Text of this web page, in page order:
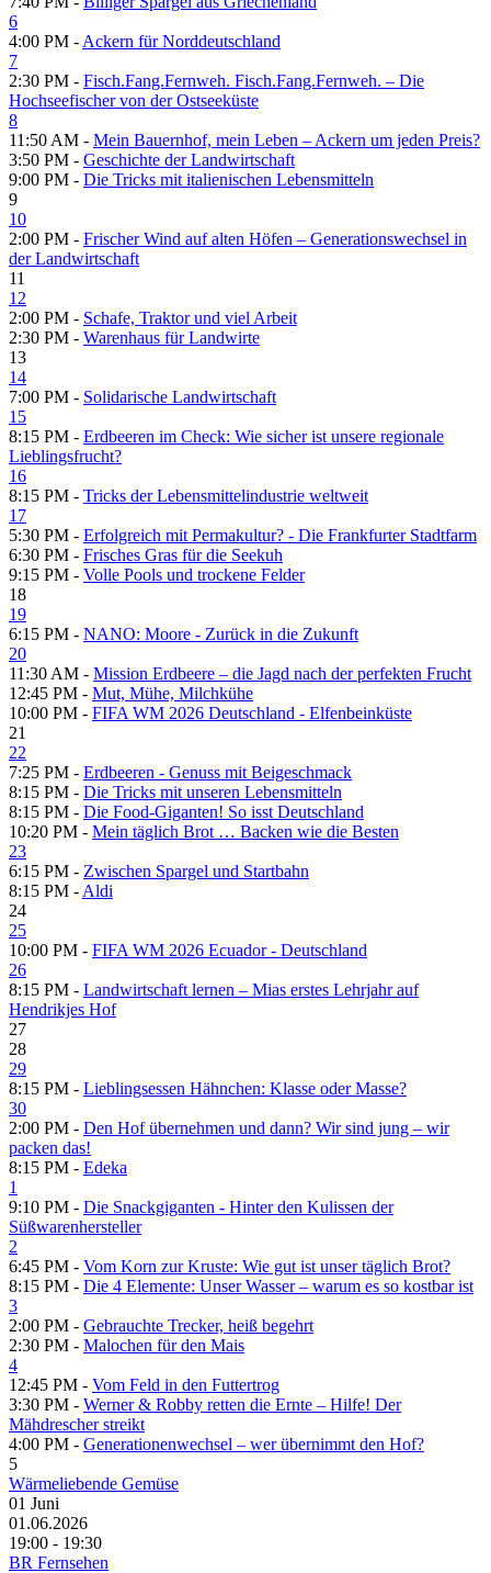
6
4:00 PM - Ackern für Norddeutschland
7
2:30 PM - Fisch.Fang.Fernweh. Fisch.Fang.Fernweh. – Die
Hochseefischer von der Ostseeküste
8
11:50 AM - Mein Bauernhof, mein Leben – Ackern um jeden Preis?
3:50 PM - Geschichte der Landwirtschaft
9:00 PM - Die Tricks mit italienischen Lebensmitteln
9
10
2:00 PM - Frischer Wind auf alten Höfen – Generationswechsel in
der Landwirtschaft
11
12
2:00 PM - Schafe, Traktor und viel Arbeit
2:30 PM - Warenhaus für Landwirte
13
14
7:00 PM - Solidarische Landwirtschaft
15
8:15 PM - Erdbeeren im Check: Wie sicher ist unsere regionale
Lieblingsfrucht?
16
8:15 PM - Tricks der Lebensmittelindustrie weltweit
17
5:30 PM - Erfolgreich mit Permakultur? - Die Frankfurter Stadtfarm
6:30 PM - Frisches Gras für die Seekuh
9:15 PM - Volle Pools und trockene Felder
18
19
6:15 PM - NANO: Moore - Zurück in die Zukunft
20
11:30 AM - Mission Erdbeere – die Jagd nach der perfekten Frucht
12:45 PM - Mut, Mühe, Milchkühe
10:00 PM - FIFA WM 2026 Deutschland - Elfenbeinküste
21
22
7:25 PM - Erdbeeren - Genuss mit Beigeschmack
8:15 PM - Die Tricks mit unseren Lebensmitteln
8:15 PM - Die Food-Giganten! So isst Deutschland
10:20 PM - Mein täglich Brot … Backen wie die Besten
23
6:15 PM - Zwischen Spargel und Startbahn
8:15 PM - Aldi
24
25
10:00 PM - FIFA WM 2026 Ecuador - Deutschland
26
8:15 PM - Landwirtschaft lernen – Mias erstes Lehrjahr auf
Hendrikjes Hof
27
28
29
8:15 PM - Lieblingsessen Hähnchen: Klasse oder Masse?
30
2:00 PM - Den Hof übernehmen und dann? Wir sind jung – wir
packen das!
8:15 PM - Edeka
1
9:10 PM - Die Snackgiganten - Hinter den Kulissen der
Süßwarenhersteller
2
6:45 PM - Vom Korn zur Kruste: Wie gut ist unser täglich Brot?
8:15 PM - Die 4 Elemente: Unser Wasser – warum es so kostbar ist
3
2:00 PM - Gebrauchte Trecker, heiß begehrt
2:30 PM - Malochen für den Mais
4
12:45 PM - Vom Feld in den Futtertrog
3:30 PM - Werner & Robby retten die Ernte – Hilfe! Der
Mähdrescher streikt
4:00 PM - Generationenwechsel – wer übernimmt den Hof?
5
Wärmeliebende Gemüse
01 Juni
01.06.2026
19:00 - 19:30
BR Fernsehen